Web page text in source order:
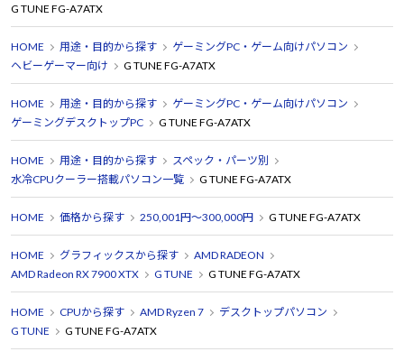
G TUNE FG-A7ATX
HOME 用途・目的から探す
ゲーミングPC・ゲーム向けパソコン
ヘビーゲーマー向け
G TUNE FG-A7ATX
HOME 用途・目的から探す
ゲーミングPC・ゲーム向けパソコン
ゲーミングデスクトップPC
G TUNE FG-A7ATX
HOME 用途・目的から探す
スペック・パーツ別
水冷CPUクーラー搭載パソコン一覧
G TUNE FG-A7ATX
HOME 価格から探す 250,001円～300,000円 G TUNE FG-A7ATX
HOME グラフィックスから探す
AMD RADEON
AMD Radeon RX 7900 XTX
G TUNE G TUNE FG-A7ATX
HOME CPUから探す AMD Ryzen 7
デスクトップパソコン
G TUNE
G TUNE FG-A7ATX